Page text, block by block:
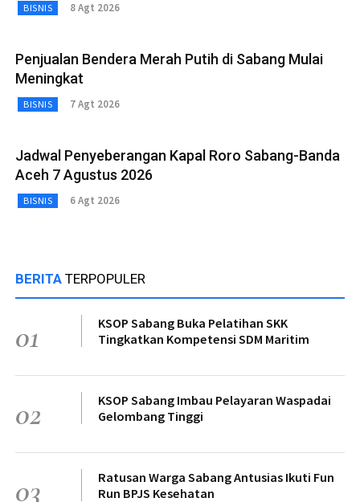
BISNIS 8 Agt 2026
Penjualan Bendera Merah Putih di Sabang Mulai
Meningkat
BISNIS 7 Agt 2026
Jadwal Penyeberangan Kapal Roro Sabang-Banda
Aceh 7 Agustus 2026
BISNIS 6 Agt 2026
BERITA TERPOPULER
01
KSOP Sabang Buka Pelatihan SKK
Tingkatkan Kompetensi SDM Maritim
02
KSOP Sabang Imbau Pelayaran Waspadai
Gelombang Tinggi
03
Ratusan Warga Sabang Antusias Ikuti Fun
Run BPJS Kesehatan